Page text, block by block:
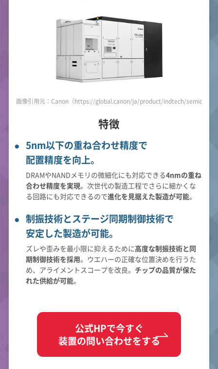
画像引用元：Canon（https://global.canon/ja/product/indtech/semicon/
特徴
5nm以下の重ね合わせ精度で
配置精度を向上。
DRAMやNANDメモリの微細化にも対応できる4nmの重ね
合わせ精度を実現。次世代の製造工程でさらに細かくな
る回路にも対応できるので進化を見据えた製造が可能。
制振技術とステージ同期制御技術で
安定した製造が可能。
ズレや歪みを最小限に抑えるために高度な制振技術と同
期制御技術を採用。ウエハーの正確な位置決めを行うた
め、アライメントスコープを改良。 チップの品質が保た
れた供給が可能。
公式HPで今すぐ
装置の問い合わせをする